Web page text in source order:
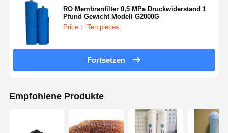
RO Membranfilter 0,5 MPa Druckwiderstand 1
Pfund Gewicht Modell G2000G
Price： Ten pieces.
Fortsetzen
Empfohlene Produkte